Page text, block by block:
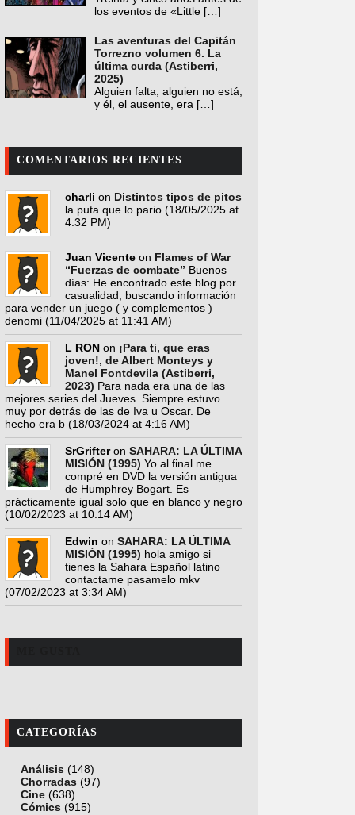
los eventos de «Little […]
Las aventuras del Capitán
Torrezno volumen 6. La
última curda (Astiberri,
2025)
Alguien falta, alguien no está,
y él, el ausente, era […]
COMENTARIOS RECIENTES
charli on Distintos tipos de pitos
la puta que lo pario (18/05/2025 at
4:32 PM)
Juan Vicente on Flames of War
“Fuerzas de combate” Buenos
días: He encontrado este blog por
casualidad, buscando información
para vender un juego ( y complementos )
denomi (11/04/2025 at 11:41 AM)
L RON on ¡Para ti, que eras
joven!, de Albert Monteys y
Manel Fontdevila (Astiberri,
2023) Para nada era una de las
mejores series del Jueves. Siempre estuvo
muy por detrás de las de Iva u Oscar. De
hecho era b (18/03/2024 at 4:16 AM)
SrGrifteron SAHARA: LA ÚLTIMA
MISIÓN (1995) Yo al final me
compré en DVD la versión antigua
de Humphrey Bogart. Es
prácticamente igual solo que en blanco y negro
(10/02/2023 at 10:14 AM)
Edwin on SAHARA: LA ÚLTIMA
MISIÓN (1995) hola amigo si
tienes la Sahara Español latino
contactame pasamelo mkv
(07/02/2023 at 3:34 AM)
CATEGORÍAS
Análisis (148)
Chorradas (97)
Cine (638)
Cómics (915)